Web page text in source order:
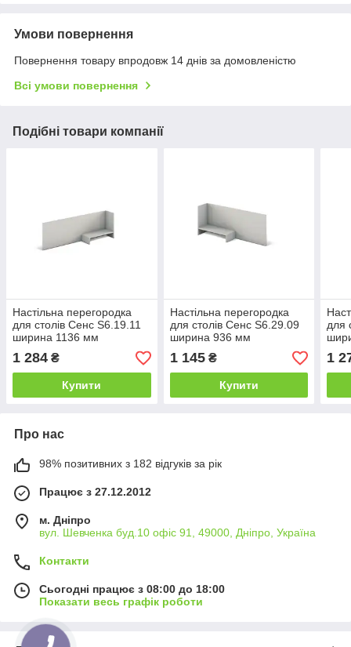
Умови повернення
Повернення товару впродовж 14 днів за домовленістю
Всі умови повернення
Подібні товари компанії
Настільна перегородка
для столів Сенс S6.19.11
ширина 1136 мм
(MConcept-ТМ)
1 284 ₴
Купити
Настільна перегородка
для столів Сенс S6.29.09
ширина 936 мм
(MConcept-ТМ)
1 145₴
Купити
для
1
Про нас
98% позитивних з 182 відгуків за рік
Працює з 27.12.2012
м. Дніпро
вул. Шевченка буд.10 офіс 91, 49000, Дніпро, Україна
Контакти
Сьогодні працює з 08:00 до 18:00
Показати весь графік роботи